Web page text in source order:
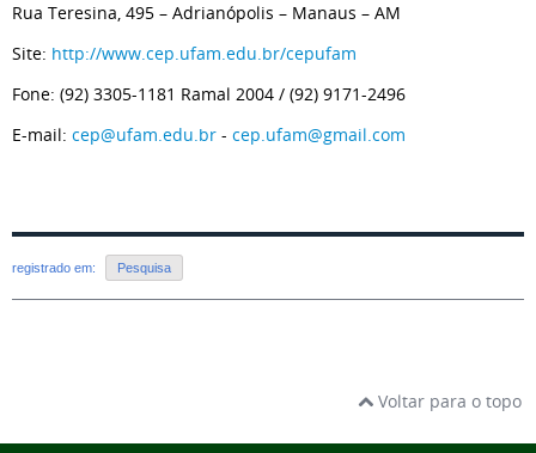
Rua Teresina, 495 – Adrianópolis – Manaus – AM
Site: http://www.cep.ufam.edu.br/cepufam
Fone: (92) 3305-1181 Ramal 2004 / (92) 9171-2496
E-mail: cep@ufam.edu.br - cep.ufam@gmail.com
registrado em: Pesquisa
Voltar para o topo